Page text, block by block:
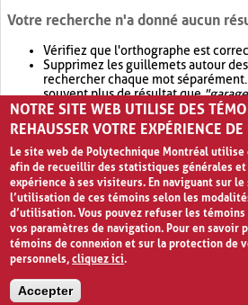
Votre recherche n'a donné aucun
Vérifiez que l'orthographe est
Supprimez les guillemets autour
rechercher chaque mot séparément.
souvent plus de résultat que
Envisagez d'élargir votre recherche
retournera souvent plus de résultat
NOTRE SITE WEB UTILISE DES
REHAUSSER VOTRE EXPÉRIENCE
Le site web de Polytechnique Montréal utilise
afin de recueillir des statistiques générales
expérience à ses visiteurs. En naviguant sur
l’utilisation de ces témoins selon les
d’utilisation. Vous pouvez refuser les
vos paramètres de navigation. Pour en savoir
témoins de connexion et sur la protection de
personnels,cliquez ici.
Accepter